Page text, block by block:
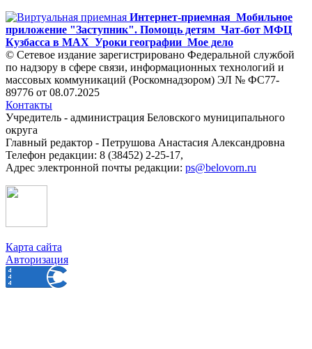
Интернет-приемная Мобильное
приложение "Заступник". Помощь детям Чат-бот МФЦ
Кузбасса в MAX Уроки географии Мое дело
© Сетевое издание зарегистрировано Федеральной службой
по надзору в сфере связи, информационных технологий и
массовых коммуникаций (Роскомнадзором) ЭЛ № ФС77-
89776 от 08.07.2025
Контакты
Учредитель - администрация Беловского муниципального
округа
Главный редактор - Петрушова Анастасия Александровна
Телефон редакции: 8 (38452) 2-25-17,
Адрес электронной почты редакции: ps@belovorn.ru
Карта сайта
Авторизация